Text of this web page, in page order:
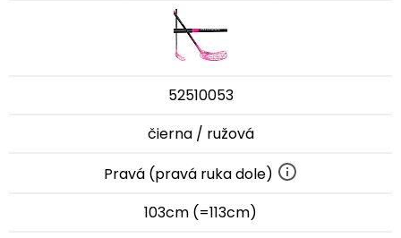
52510053
čierna / ružová
Pravá (pravá ruka dole)
103cm (=113cm)